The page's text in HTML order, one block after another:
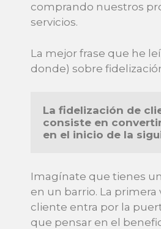
comprando nuestros
servicios.
La mejor frase que he
donde) sobre
La fidelización de
consiste en
en el inicio de la
Imagínate que tienes
en un barrio. La primera
cliente entra por la
que pensar en el